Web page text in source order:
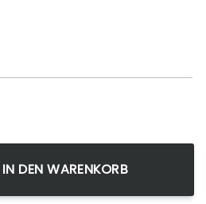
Menge
IN DEN WARENKORB